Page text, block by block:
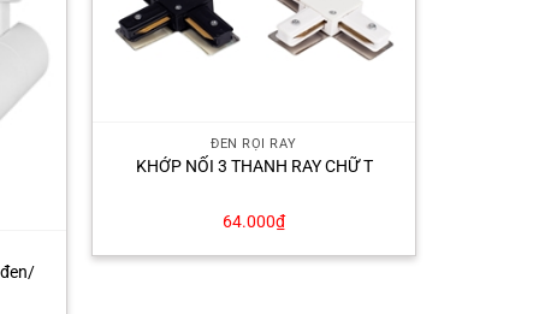
ĐÈN RỌI RAY
KHỚP NỐI 3 THANH RAY CHỮ T
64.000₫